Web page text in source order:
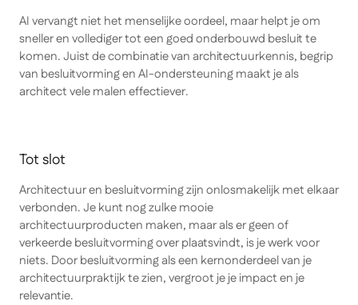
AI vervangt niet het menselijke oordeel, maar helpt je om
sneller en vollediger tot een goed onderbouwd besluit te
komen. Juist de combinatie van architectuurkennis, begrip
van besluitvorming en AI-ondersteuning maakt je als
architect vele malen effectiever.
Tot slot
Architectuur en besluitvorming zijn onlosmakelijk met elkaar
verbonden. Je kunt nog zulke mooie
architectuurproducten maken, maar als er geen of
verkeerde besluitvorming over plaatsvindt, is je werk voor
niets. Door besluitvorming als een kernonderdeel van je
architectuurpraktijk te zien, vergroot je je impact en je
relevantie.